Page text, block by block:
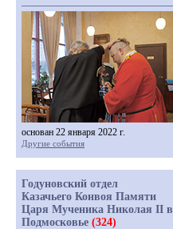
основан 22 января 2022 г.
Другие события
Годуновский отдел
Казачьего Конвоя Памяти
Царя Мученика Николая II в
Подмосковье (324)